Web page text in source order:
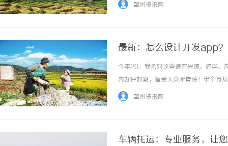
肇州资讯网
最新：怎么设计开发app？
今年20，我希对这些很有兴趣。想学
内好评如潮，备受大众所青睐！半个
题：1.不知道你是为了个人兴趣学做
肇州资讯网
车辆托运：专业服务，让
光焊接系列：高效、精准及环保的制造解决
案
全面解析2828电影网：
观看平台